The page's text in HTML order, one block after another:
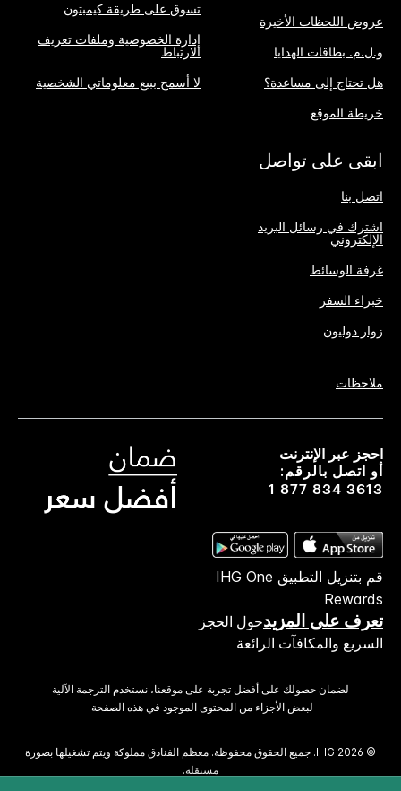
عروض اللحظات الأخيرة
و.ل.م. بطاقات الهدايا
هل تحتاج إلى مساعدة؟
خريطة الموقع
تسوق على طريقة كيمبتون
إدارة الخصوصية وملفات تعريف
الارتباط
لا أسمح ببيع معلوماتي الشخصية
ابقى على تواصل
اتصل بنا
اشترك في رسائل البريد
الإلكتروني
غرفة الوسائط
خبراء السفر
زوار دوليون
ملاحظات
احجز عبر الإنترنت
أو اتصل بالرقم:
1 877 834 3613
قم بتنزيل التطبيق IHG One
Rewards
تعرف على المزيدحول الحجز
السريع والمكافآت الرائعة
لضمان حصولك على أفضل تجربة على موقعنا، نستخدم الترجمة الآلية
لبعض الأجزاء من المحتوى الموجود في هذه الصفحة.
© 2026 IHG. ‫جميع الحقوق محفوظة.‬ معظم الفنادق مملوكة ويتم تشغيلها بصورة
مستقلة.